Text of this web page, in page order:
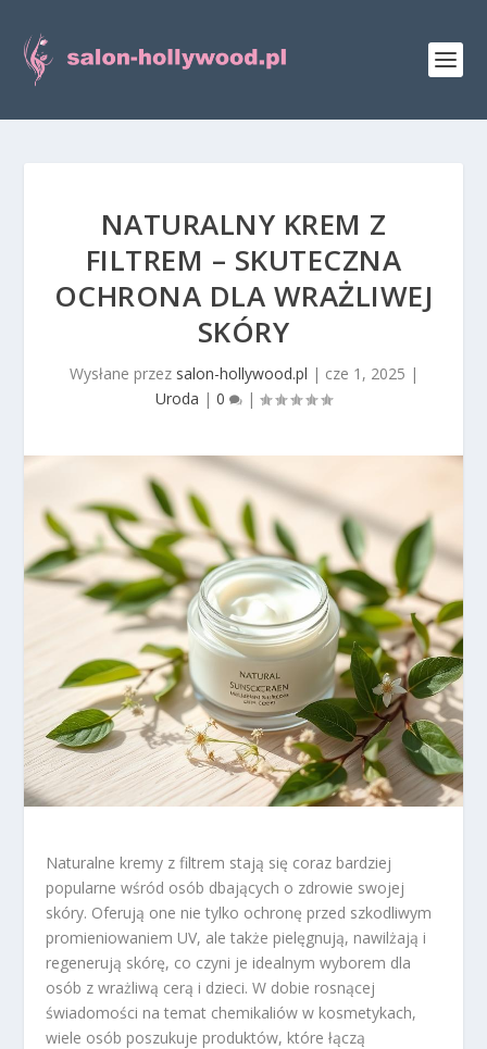
NATURALNY KREM Z
FILTREM – SKUTECZNA
OCHRONA DLA WRAŻLIWEJ
SKÓRY
Wysłane przez salon-hollywood.pl | cze 1, 2025 |
Uroda | 0 |
Naturalne kremy z filtrem stają się coraz bardziej
popularne wśród osób dbających o zdrowie swojej
skóry. Oferują one nie tylko ochronę przed szkodliwym
promieniowaniem UV, ale także pielęgnują, nawilżają i
regenerują skórę, co czyni je idealnym wyborem dla
osób z wrażliwą cerą i dzieci. W dobie rosnącej
świadomości na temat chemikaliów w kosmetykach,
wiele osób poszukuje produktów, które łączą